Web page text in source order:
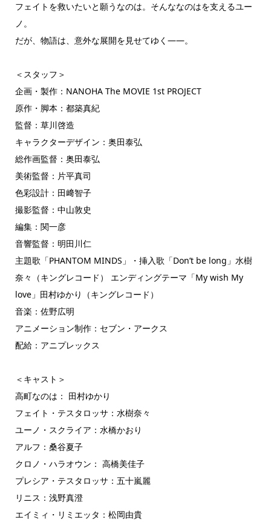
フェイトを救いたいと願うなのは。そんななのはを支えるユー
ノ。
だが、物語は、意外な展開を見せてゆく――。
＜スタッフ＞
企画・製作：NANOHA The MOVIE 1st PROJECT
原作・脚本：都築真紀
監督：草川啓造
キャラクターデザイン：奥田泰弘
総作画監督：奥田泰弘
美術監督：片平真司
色彩設計：田﨑智子
撮影監督：中山敦史
編集：関一彦
音響監督：明田川仁
主題歌「PHANTOM MINDS」・挿入歌「Don’t be long」水樹
奈々（キングレコード） エンディングテーマ「My wish My
love」田村ゆかり（キングレコード）
音楽：佐野広明
アニメーション制作：セブン・アークス
配給：アニプレックス
＜キャスト＞
高町なのは： 田村ゆかり
フェイト・テスタロッサ：水樹奈々
ユーノ・スクライア：水橋かおり
アルフ：桑谷夏子
クロノ・ハラオウン： 高橋美佳子
プレシア・テスタロッサ：五十嵐麗
リニス：浅野真澄
エイミィ・リミエッタ：松岡由貴